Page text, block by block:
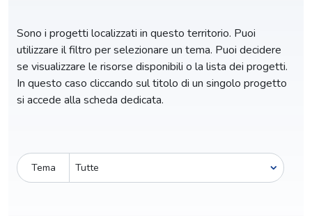
Sono i progetti localizzati in questo territorio. Puoi
utilizzare il filtro per selezionare un tema. Puoi decidere
se visualizzare le risorse disponibili o la lista dei progetti.
In questo caso cliccando sul titolo di un singolo progetto
si accede alla scheda dedicata.
Tema